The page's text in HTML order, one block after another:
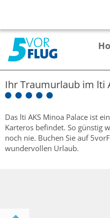
Ihr Traumurlaub im lti
Das lti AKS Minoa Palace ist
Karteros befindet. So günstig
noch nie. Buchen Sie auf
wundervollen Urlaub.